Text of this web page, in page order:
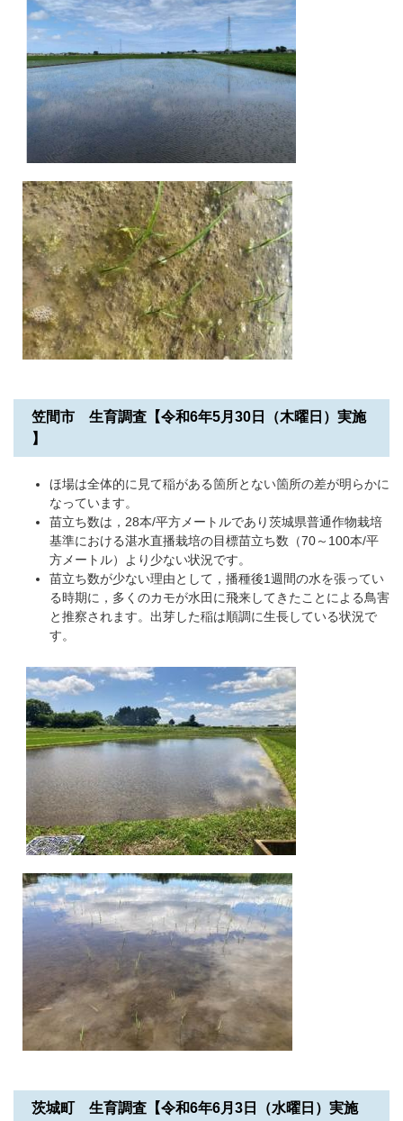
笠間市 生育調査【令和6年5月30日（木曜日）実施​
】
ほ場は全体的に見て稲がある箇所とない箇所の差が明らかに
なっています。
苗立ち数は，28本/平方メートルであり茨城県普通作物栽培
基準における湛水直播栽培の目標苗立ち数（70～100本/平
方メートル）より少ない状況です。
苗立ち数が少ない理由として，播種後1週間の水を張ってい
る時期に，多くのカモが水田に飛来してきたことによる鳥害
と推察されます。出芽した稲は順調に生長している状況で
す。
茨城町 生育調査【令和6年6月3日（水曜日）実施​